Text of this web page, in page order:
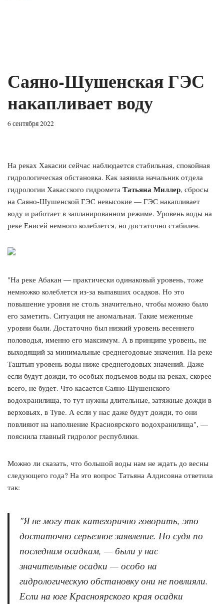
Саяно-Шушенская ГЭС
накапливает воду
6 сентября 2022
На реках Хакасии сейчас наблюдается стабильная, спокойная
гидрологическая обстановка. Как заявила начальник отдела
гидрологии Хакасского гидромета Татьяна Миллер, сбросы
на Саяно-Шушенской ГЭС невысокие — ГЭС накапливает
воду и работает в запланированном режиме. Уровень воды на
реке Енисей немного колеблется, но достаточно стабилен.
"На реке Абакан — практически одинаковый уровень, тоже
немножко колеблется из-за выпавших осадков. Но это
повышение уровня не столь значительно, чтобы можно было
его заметить. Ситуация не аномальная. Такие меженные
уровни были. Достаточно был низкий уровень весеннего
половодья, именно его максимум. А в принципе уровень, не
выходящий за минимальные среднегодовые значения. На реке
Таштып уровень воды ниже среднегодовых значений. Даже
если будут дожди, то особых подъемов воды на реках, скорее
всего, не будет. Что касается Саяно-Шушенского
водохранилища, то тут нужны длительные, затяжные дожди в
верховьях, в Туве. А если у нас даже будут дожди, то они
повлияют на наполнение Красноярского водохранилища", —
пояснила главный гидролог республики.
Можно ли сказать, что большой воды нам не ждать до весны
следующего года? На это вопрос Татьяна Алдисовна ответила
так:
"Я не могу так категорично говорить, это
достаточно серьезное заявление. Но судя по
последним осадкам, — были у нас
значительные осадки — особо на
гидрологическую обстановку они не повлияли.
Если на юге Красноярского края осадки